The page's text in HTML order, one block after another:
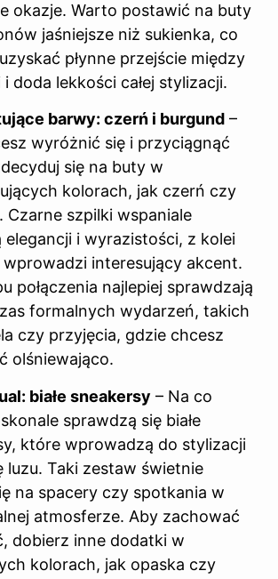
okazje. Warto postawić na buty
jaśniejsze niż sukienka, co
płynne przejście między
doda lekkości całej stylizacji.
barwy: czerń i burgund –
wyróżnić się i przyciągnąć
się na buty w
kolorach, jak czerń czy
Czarne szpilki wspaniale
elegancji i wyrazistości, z kolei
wprowadzi interesujący akcent.
połączenia najlepiej sprawdzają
formalnych wydarzeń, takich
czy przyjęcia, gdzie chcesz
olśniewająco.
białe sneakersy – Na co
sprawdzą się białe
które wprowadzą do stylizacji
luzu. Taki zestaw świetnie
na spacery czy spotkania w
atmosferze. Aby zachować
dobierz inne dodatki w
kolorach, jak opaska czy